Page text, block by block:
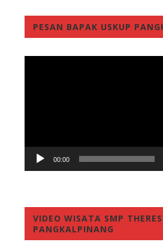
PESAN BAPAK USKUP
00:00
VIDEO WISATA SMP
PANGKALPINANG